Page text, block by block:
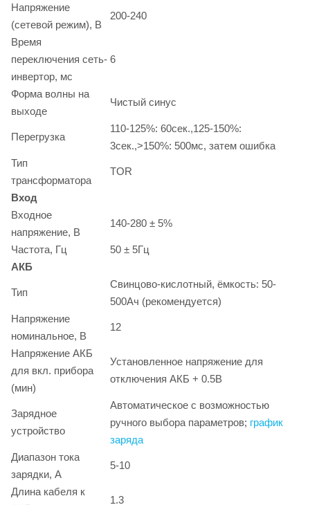
Напряжение
(сетевой режим), В
200-240
Время
переключения сеть-
инвертор, мс
6
Форма волны на
выходе
Чистый синус
Перегрузка
110-125%: 60сек.,125-150%:
3сек.,>150%: 500мс, затем ошибка
Тип
трансформатора
TOR
Вход
Входное
напряжение, В
140-280 ± 5%
Частота, Гц
50 ± 5Гц
АКБ
Тип
Свинцово-кислотный, ёмкость: 50-
500Ач (рекомендуется)
Напряжение
номинальное, В
12
Напряжение АКБ
для вкл. прибора
(мин)
Установленное напряжение для
отключения АКБ + 0.5В
Зарядное
устройство
Автоматическое с возможностью
ручного выбора параметров; график
заряда
Диапазон тока
зарядки, А
5-10
Длина кабеля к
1.3